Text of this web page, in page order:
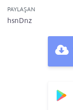
PAYLAŞAN
hsnDnz